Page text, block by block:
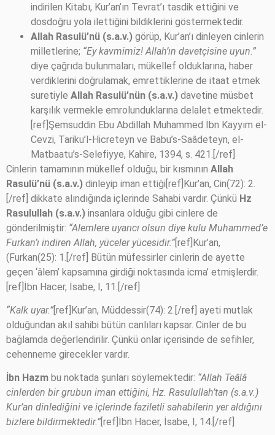
indirilen Kitabı, Kur’an’ın Tevrat’ı tasdik ettiğini ve
dosdoğru yola ilettiğini bildiklerini göstermektedir.
Allah Rasulü’nü (s.a.v.) görüp, Kur’an’ı dinleyen cinlerin
milletlerine; “Ey kavmimiz! Allah’ın davetçisine uyun.”
diye çağrıda bulunmaları, mükellef olduklarına, haber
verdiklerini doğrulamak, emrettiklerine de itaat etmek
suretiyle Allah Rasulü’nün (s.a.v.) davetine müsbet
karşılık vermekle emrolunduklarına delalet etmektedir.
[ref]Şemsuddin Ebu Abdillah Muhammed İbn Kayyım el-
Cevzi, Tariku’l-Hicreteyn ve Babu’s-Saâdeteyn, el-
Matbaatu’s-Selefiyye, Kahire, 1394, s. 421.[/ref]
Cinlerin tamamının mükellef olduğu, bir kısmının Allah
Rasulü’nü (s.a.v.) dinleyip iman ettiği[ref]Kur’an, Cin(72): 2.
[/ref] dikkate alındığında içlerinde Sahabi vardır. Çünkü Hz
Rasulullah (s.a.v.) insanlara olduğu gibi cinlere de
gönderilmiştir: “Alemlere uyarıcı olsun diye kulu Muhammed’e
Furkan’ı indiren Allah, yüceler yücesidir.” [ref]Kur’an,
(Furkan(25): 1.[/ref] Bütün müfessirler cinlerin de ayette
geçen ‘âlem’ kapsamına girdiği noktasında icma’ etmişlerdir.
[ref]İbn Hacer, İsabe, I, 11.[/ref]
“Kalk uyar.” [ref]Kur’an, Müddessir(74): 2.[/ref] ayeti mutlak
olduğundan akıl sahibi bütün canlıları kapsar. Cinler de bu
bağlamda değerlendirilir. Çünkü onlar içerisinde de sefihler,
cehenneme girecekler vardır.
İbn Hazm bu noktada şunları söylemektedir: “Allah Teâlâ
cinlerden bir grubun iman ettiğini, Hz. Rasulullah’tan (s.a.v.)
Kur’an dinlediğini ve içlerinde faziletli sahabilerin yer aldığını
bizlere bildirmektedir.” [ref]İbn Hacer, İsabe, I, 14.[/ref]